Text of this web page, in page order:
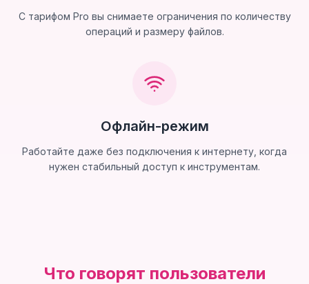
С тарифом Pro вы снимаете ограничения по количеству
операций и размеру файлов.
Офлайн-режим
Работайте даже без подключения к интернету, когда
нужен стабильный доступ к инструментам.
Что говорят пользователи